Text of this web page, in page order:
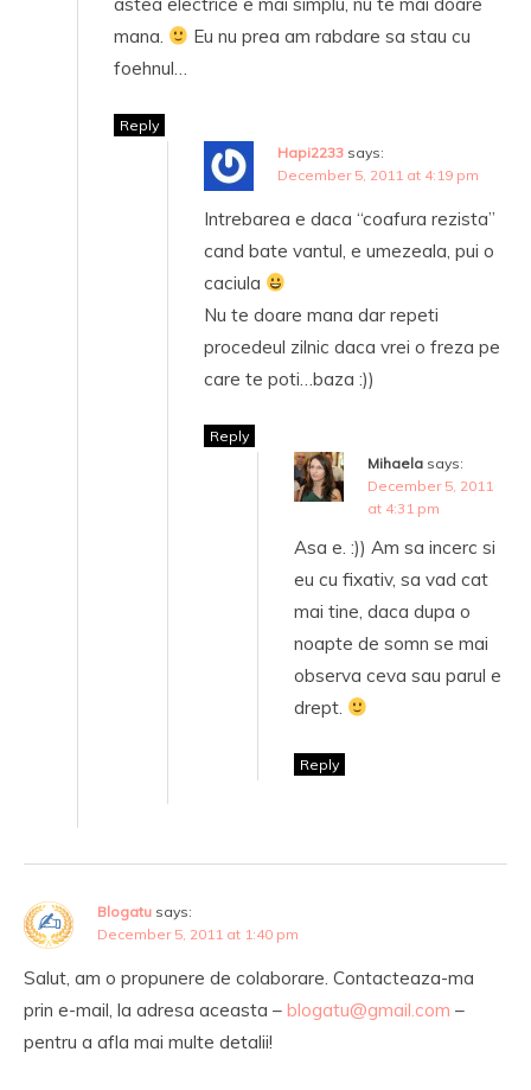
mana.
Eu nu prea am rabdare sa stau cu
foehnul…
Reply
Hapi2233 says:
December 5, 2011 at 4:19 pm
Intrebarea e daca “coafura rezista”
cand bate vantul, e umezeala, pui o
caciula
Nu te doare mana dar repeti
procedeul zilnic daca vrei o freza pe
care te poti…baza :))
Reply
Mihaela says:
December 5, 2011
at 4:31 pm
Asa e. :)) Am sa incerc si
eu cu fixativ, sa vad cat
mai tine, daca dupa o
noapte de somn se mai
observa ceva sau parul e
drept.
Reply
Blogatu says:
December 5, 2011 at 1:40 pm
Salut, am o propunere de colaborare. Contacteaza-ma
prin e-mail, la adresa aceasta – blogatu@gmail.com –
pentru a afla mai multe detalii!